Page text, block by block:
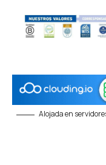
Alojada en